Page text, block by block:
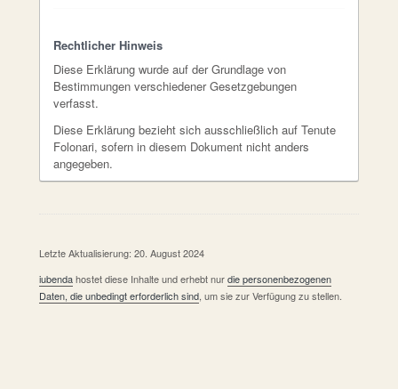
Rechtlicher Hinweis
Diese Erklärung wurde auf der Grundlage von
Bestimmungen verschiedener Gesetzgebungen
verfasst.
Diese Erklärung bezieht sich ausschließlich auf Tenute
Folonari, sofern in diesem Dokument nicht anders
angegeben.
Letzte Aktualisierung: 20. August 2024
iubendahostet diese Inhalte und erhebt nurdie personenbezogenen
Daten, die unbedingt erforderlich sind , um sie zur Verfügung zu stellen.